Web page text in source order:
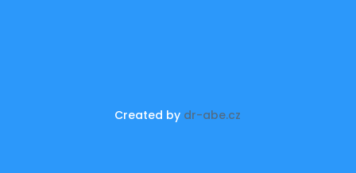
Created by dr-abe.cz